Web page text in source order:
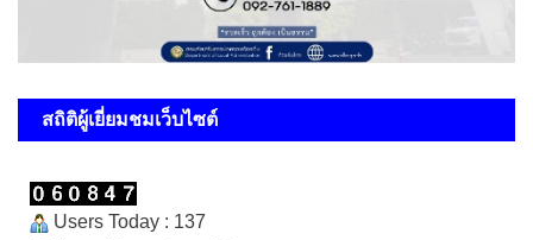
สถิติผู้เยี่ยมชมเว็บไซต์
Users Today : 137